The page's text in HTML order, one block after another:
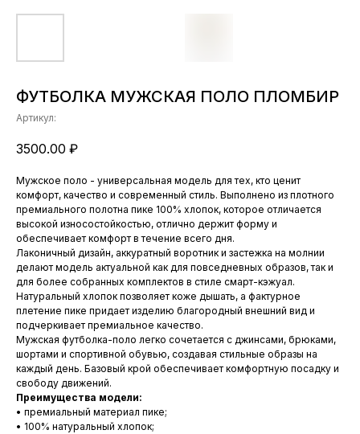
ФУТБОЛКА МУЖСКАЯ ПОЛО ПЛОМБИР
Артикул:
3500.00 ₽
Мужское поло - универсальная модель для тех, кто ценит
комфорт, качество и современный стиль. Выполнено из плотного
премиального полотна пике 100% хлопок, которое отличается
высокой износостойкостью, отлично держит форму и
обеспечивает комфорт в течение всего дня.
Лаконичный дизайн, аккуратный воротник и застежка на молнии
делают модель актуальной как для повседневных образов, так и
для более собранных комплектов в стиле смарт-кэжуал.
Натуральный хлопок позволяет коже дышать, а фактурное
плетение пике придает изделию благородный внешний вид и
подчеркивает премиальное качество.
Мужская футболка-поло легко сочетается с джинсами, брюками,
шортами и спортивной обувью, создавая стильные образы на
каждый день. Базовый крой обеспечивает комфортную посадку и
свободу движений.
Преимущества модели:
• премиальный материал пике;
• 100% натуральный хлопок;